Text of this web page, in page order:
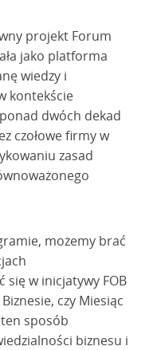
projekt Forum
jako platforma
wiedzy i
kontekście
dwóch dekad
czołowe firmy w
zasad
możemy brać
się w inicjatywy FOB
czy Miesiąc
sposób
biznesu i